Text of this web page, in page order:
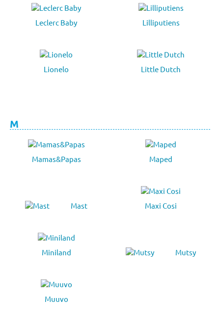
Leclerc Baby Lilliputiens
Lionelo Little Dutch
M
Mamas&Papas Maped
Mast Maxi Cosi
Miniland Mutsy
Muuvo